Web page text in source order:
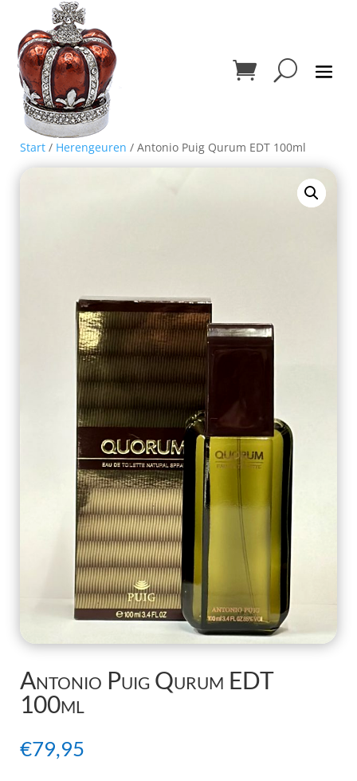
Start / Herengeuren / Antonio Puig Qurum EDT 100ml
Antonio Puig Qurum EDT
100ml
€79,95